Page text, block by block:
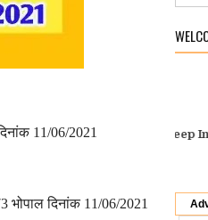
11/06/2021
दिनांक 11/06/2021
“Welcome ToGyan Deep Info”DPI